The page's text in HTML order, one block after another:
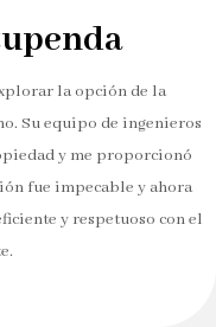
la opción de la
Su equipo de ingenieros
y me proporcionó
fue impecable y ahora
y respetuoso con el